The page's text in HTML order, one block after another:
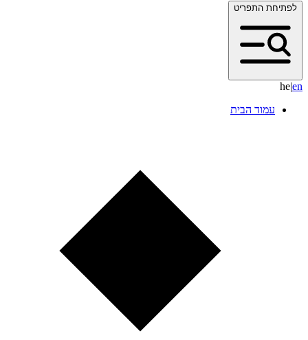
לפתיחת התפריט
he|en
עמוד הבית